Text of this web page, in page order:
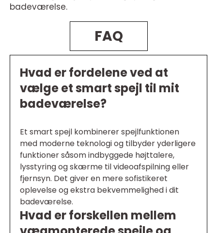
badeværelse.
FAQ
Hvad er fordelene ved at
vælge et smart spejl til mit
badeværelse?
Et smart spejl kombinerer spejlfunktionen
med moderne teknologi og tilbyder yderligere
funktioner såsom indbyggede højttalere,
lysstyring og skærme til videoafspilning eller
fjernsyn. Det giver en mere sofistikeret
oplevelse og ekstra bekvemmelighed i dit
badeværelse.
Hvad er forskellen mellem